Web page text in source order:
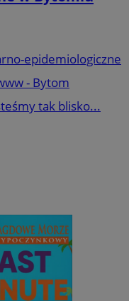
epidemiologiczne
- Bytom
tak blisko...